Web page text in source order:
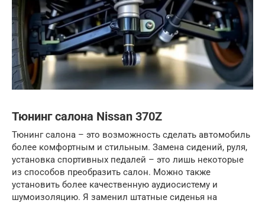
Тюнинг салона Nissan 370Z
Тюнинг салона – это возможность сделать автомобиль
более комфортным и стильным. Замена сидений, руля,
установка спортивных педалей – это лишь некоторые
из способов преобразить салон. Можно также
установить более качественную аудиосистему и
шумоизоляцию. Я заменил штатные сиденья на